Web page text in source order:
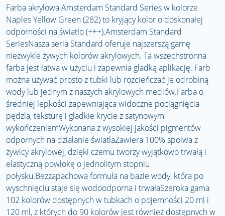
Farba akrylowa Amsterdam Standard Series w kolorze
Naples Yellow Green (282) to kryjący kolor o doskonałej
odporności na światło (+++).Amsterdam Standard
SeriesNasza seria Standard oferuje najszerszą gamę
niezwykle żywych kolorów akrylowych. Ta wszechstronna
farba jest łatwa w użyciu i zapewnia gładką aplikację. Farb
można używać prosto z tubki lub rozcieńczać je odrobiną
wody lub jednym z naszych akrylowych mediów.Farba o
średniej lepkości zapewniająca widoczne pociągnięcia
pędzla, teksturę i gładkie krycie z satynowym
wykończeniemWykonana z wysokiej jakości pigmentów
odpornych na działanie światłaZawiera 100% spoiwa z
żywicy akrylowej, dzięki czemu tworzy wyjątkowo trwałą i
elastyczną powłokę o jednolitym stopniu
połysku.Bezzapachowa formuła na bazie wody, która po
wyschnięciu staje się wodoodporna i trwałaSzeroka gama
102 kolorów dostępnych w tubkach o pojemności 20 ml i
120 ml, z których do 90 kolorów jest również dostępnych w